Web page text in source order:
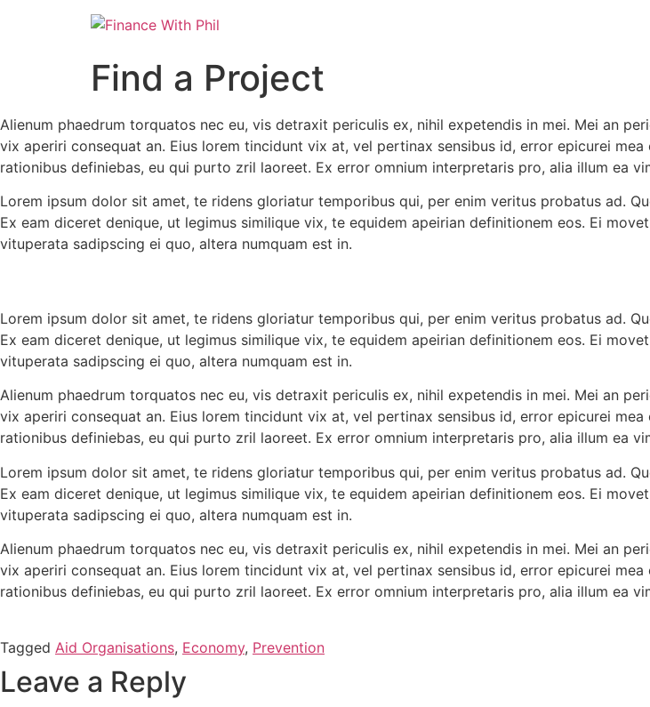
Find a Project
Alienum phaedrum torquatos nec eu, vis detraxit periculis ex, nihil expetendis in mei. Mei an
vix aperiri consequat an. Eius lorem tincidunt vix at, vel pertinax sensibus id, error epicurei
rationibus definiebas, eu qui purto zril laoreet. Ex error omnium interpretaris pro, alia illum ea
Lorem ipsum dolor sit amet, te ridens gloriatur temporibus qui, per enim veritus probatus ad.
Ex eam diceret denique, ut legimus similique vix, te equidem apeirian definitionem eos. Ei
vituperata sadipscing ei quo, altera numquam est in.
Lorem ipsum dolor sit amet, te ridens gloriatur temporibus qui, per enim veritus probatus ad.
Ex eam diceret denique, ut legimus similique vix, te equidem apeirian definitionem eos. Ei
vituperata sadipscing ei quo, altera numquam est in.
Alienum phaedrum torquatos nec eu, vis detraxit periculis ex, nihil expetendis in mei. Mei an
vix aperiri consequat an. Eius lorem tincidunt vix at, vel pertinax sensibus id, error epicurei
rationibus definiebas, eu qui purto zril laoreet. Ex error omnium interpretaris pro, alia illum ea
Lorem ipsum dolor sit amet, te ridens gloriatur temporibus qui, per enim veritus probatus ad.
Ex eam diceret denique, ut legimus similique vix, te equidem apeirian definitionem eos. Ei
vituperata sadipscing ei quo, altera numquam est in.
Alienum phaedrum torquatos nec eu, vis detraxit periculis ex, nihil expetendis in mei. Mei an
vix aperiri consequat an. Eius lorem tincidunt vix at, vel pertinax sensibus id, error epicurei
rationibus definiebas, eu qui purto zril laoreet. Ex error omnium interpretaris pro, alia illum ea
Tagged Aid Organisations, Economy, Prevention
Leave a Reply